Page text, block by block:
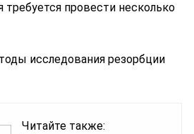
требуется провести несколько
исследования резорбции
Читайте также: